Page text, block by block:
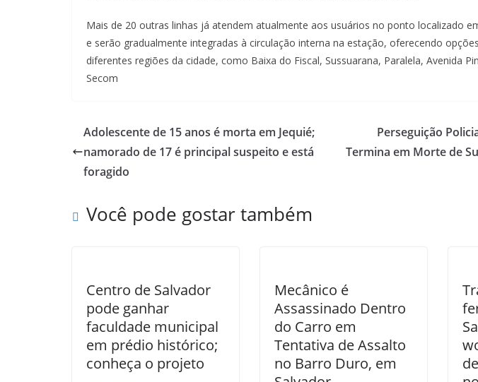
Mais de 20 outras linhas já atendem atualmente aos usuários no ponto localizado
e serão gradualmente integradas à circulação interna na estação, oferecendo
diferentes regiões da cidade, como Baixa do Fiscal, Sussuarana, Paralela, Avenida
Secom
Adolescente de 15 anos é morta em Jequié;
namorado de 17 é principal suspeito e está
foragido
Perseguição
Termina em Morte de
Você pode gostar também
Centro de Salvador
pode ganhar
faculdade municipal
em prédio histórico;
conheça o projeto
Mecânico é
Assassinado Dentro
do Carro em
Tentativa de Assalto
no Barro Duro, em